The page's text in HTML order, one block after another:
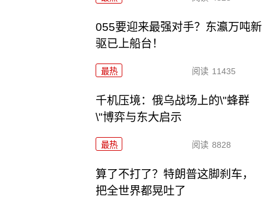
055要迎来最强对手？东瀛万吨新
驱已上船台！
最热 阅读 11435
千机压境：俄乌战场上的\"蜂群
\"博弈与东大启示
最热 阅读 8828
算了不打了？特朗普这脚刹车，
把全世界都晃吐了